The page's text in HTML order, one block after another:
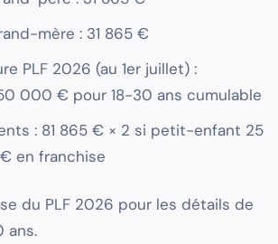
mère : 31 865 €
PLF 2026 (au 1er juillet) :
000 € pour 18-30 ans cumulable
: 81 865 € × 2 si petit-enfant 25
en franchise
du PLF 2026 pour les détails de
ans.